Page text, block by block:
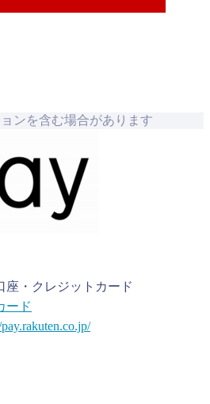
ンを含む場合があります
座・クレジットカード
ード